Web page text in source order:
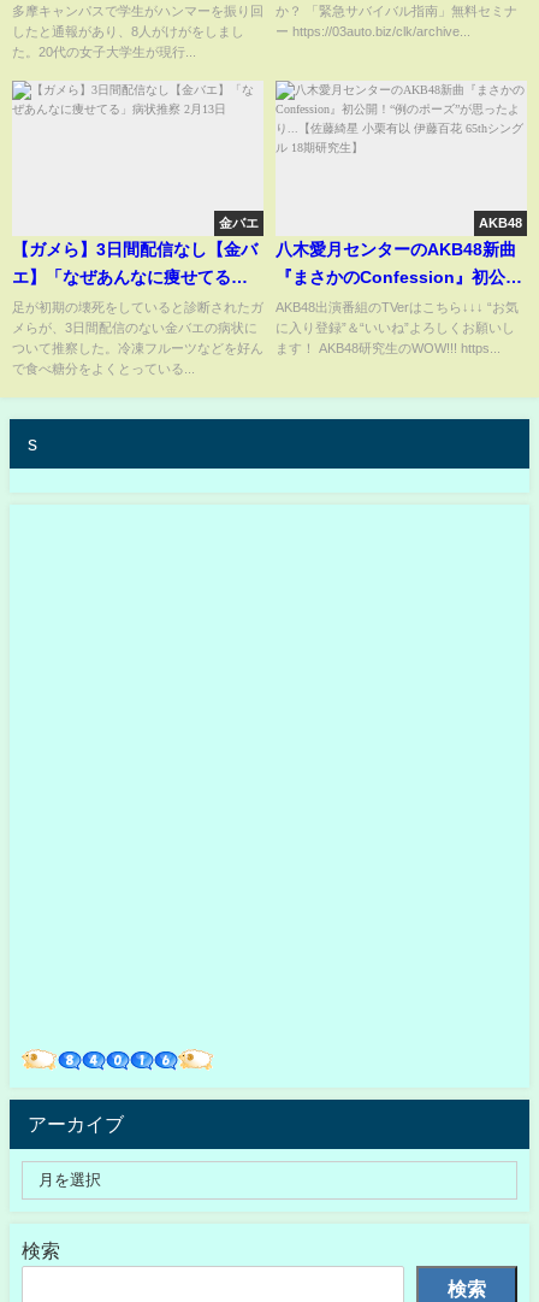
逮捕｜TBS NEWS DIG
多摩キャンパスで学生がハンマーを振り回
したと通報があり、8人がけがをしまし
た。20代の女子大学生が現行...
か？ 「緊急サバイバル指南」無料セミナ
ー https://03auto.biz/clk/archive...
金バエ
【ガメら】3日間配信なし【金バ
エ】「なぜあんなに痩せてる」
病状推察 2月13日
足が初期の壊死をしていると診断されたガ
メらが、3日間配信のない金バエの病状に
ついて推察した。冷凍フルーツなどを好ん
で食べ糖分をよくとっている...
AKB48
八木愛月センターのAKB48新曲
『まさかのConfession』初公
開！“例のポーズ”が思ったより...
【佐藤綺星 小栗有以 伊藤百花
65thシングル 18期研究生】
AKB48出演番組のTVerはこちら↓↓↓ “お気
に入り登録”＆“いいね”よろしくお願いし
ます！ AKB48研究生のWOW!!! https...
s
アーカイブ
検索
検索